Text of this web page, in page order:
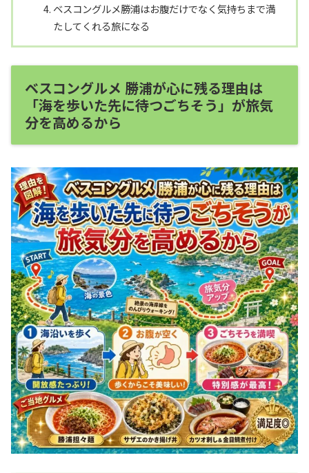
ベスコングルメ勝浦はお腹だけでなく気持ちまで満
たしてくれる旅になる
ベスコングルメ 勝浦が心に残る理由は
「海を歩いた先に待つごちそう」が旅気
分を高めるから